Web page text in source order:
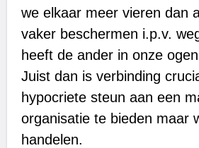
we elkaar meer vieren dan
vaker beschermen i.p.v.
heeft de ander in onze
Juist dan is verbinding
hypocriete steun aan een
organisatie te bieden maar
handelen.